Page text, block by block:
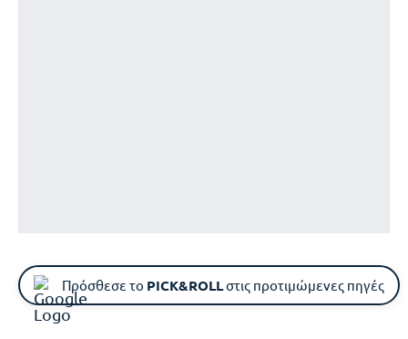
Πρόσθεσε το PICK&ROLLστις προτιμώμενες πηγές